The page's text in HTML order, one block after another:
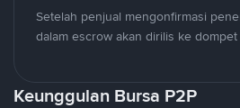
Setelah penjual mengonfirmasi
dalam escrow akan dirilis ke dompet
Keunggulan Bursa P2P